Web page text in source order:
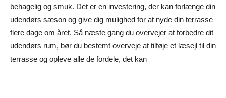
behagelig og smuk. Det er en investering, der kan forlænge din
udendørs sæson og give dig mulighed for at nyde din terrasse
flere dage om året. Så næste gang du overvejer at forbedre dit
udendørs rum, bør du bestemt overveje at tilføje et læsejl til din
terrasse og opleve alle de fordele, det kan